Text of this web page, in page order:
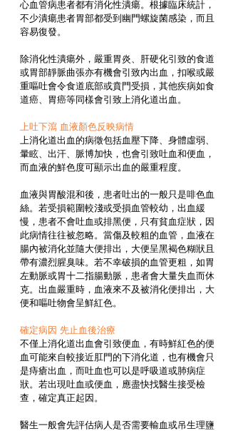
心血管病患者都有消化性潰瘍。根據臨床統計，
不少潰瘍患者胃部都受到幽門螺旋菌感染，而且
容易復發。
除消化性潰瘍外，嚴重胃炎、肝硬化引致的食道
或胃部靜脈曲張亦有機會引致內出血，扣喉或嚴
重嘔吐會令食道底部或賁門受損，其他疾病如食
道癌、胃癌等同樣會引致上消化道出血。
上吐下瀉 血液顏色反映病情
上消化道出血的病徵包括血壓下降、身體虛弱、
暈眩、出汗、脈博加快，也會引致吐血和便血，
而血液的鮮色度可顯示出血的嚴重程度。
血液與胃酸混和後，患者吐出的一般只是啡色血
絲。若受損範圍較淺或受損血管較幼，出血緩
慢，患者不會吐血或排黑便，只有貧血症狀，因
此病情往往被忽略。當傷及較粗的血管，血液在
腸內被消化並隨大便排出，大便呈黑褐色糊狀且
帶有濃烈腥臭味。若不幸破損的血管更粗，如胃
左動脈或胃十二指腸動脈，患者會大量失血而休
克。出血嚴重時，血液來不及被消化便排出，大
便和嘔吐物會呈鮮紅色。
確定病因 先止血後治療
不僅上消化道出血會引致便血，有時鮮紅色的便
血可能來自較接近肛門的下消化道，也有機會只
是痔瘡出血，而吐血也可以是呼吸道或肺病症
狀。若出現吐血或便血，應盡快找醫生接受檢
查，確定真正起因。
醫生一般會先評估病人是否需要輸血或吊生理鹽